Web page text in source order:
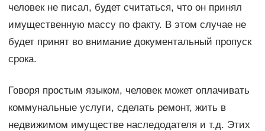
человек не писал, будет считаться, что он принял
имущественную массу по факту. В этом случае не
будет принят во внимание документальный пропуск
срока.
Говоря простым языком, человек может оплачивать
коммунальные услуги, сделать ремонт, жить в
недвижимом имуществе наследодателя и т.д. Этих